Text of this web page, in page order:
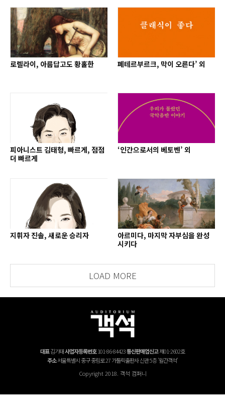
로렐라이, 아름답고도 황홀한 페테르부르크, 막이 오른다’ 외
피아니스트 김태형, 빠르게, 점점
더 빠르게
‘인간으로서의 베토벤’ 외
지휘자 진솔, 새로운 승리자
아르미다, 마지막 자부심을 완성
시키다
LOAD MORE
대표김기태사업자등록번호101-86-84423통신판매업신고제01-2602호
주소서울특별시 중구 중림로 27 가톨릭출판사 신관 5층 '월간객석'
Copyright 2018. 객석 컴퍼니